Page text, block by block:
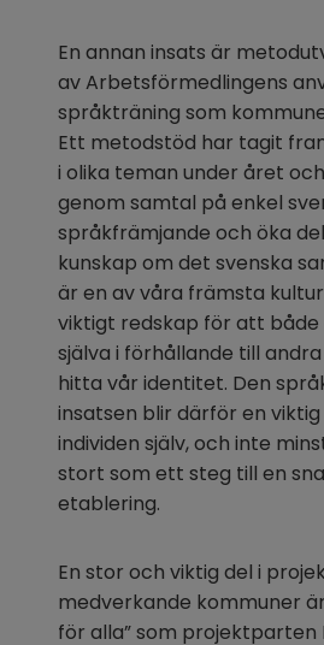
En annan insats är
av Arbetsförmedlingens
språkträning som
Ett metodstöd har tagit
i olika teman under året
genom samtal på enkel
språkfrämjande och öka
kunskap om det svenska
är en av våra främsta
viktigt redskap för att både
själva i förhållande till
hitta vår identitet. Den
insatsen blir därför en
individen själv, och inte
stort som ett steg till en
etablering.
En stor och viktig del i
medverkande kommuner
för alla” som projektparten